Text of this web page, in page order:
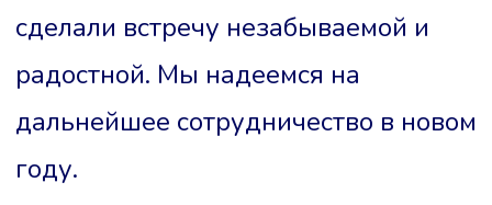
сделали встречу незабываемой и
радостной. Мы надеемся на
дальнейшее сотрудничество в новом
году.